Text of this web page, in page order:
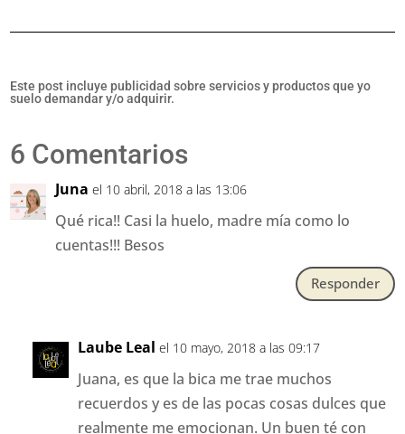
Este post incluye publicidad sobre servicios y productos que yo
suelo demandar y/o adquirir.
6 Comentarios
Juna el 10 abril, 2018 a las 13:06
Qué rica!! Casi la huelo, madre mía como lo
cuentas!!! Besos
Responder
Laube Leal el 10 mayo, 2018 a las 09:17
Juana, es que la bica me trae muchos
recuerdos y es de las pocas cosas dulces que
realmente me emocionan. Un buen té con